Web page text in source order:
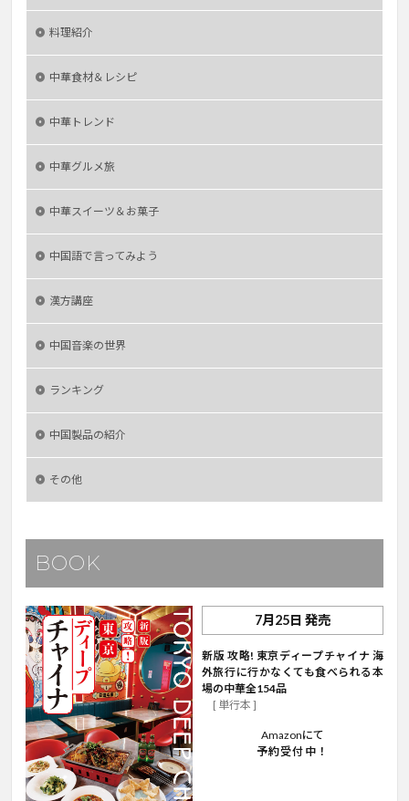
料理紹介
中華食材＆レシピ
中華トレンド
中華グルメ旅
中華スイーツ＆お菓子
中国語で言ってみよう
漢方講座
中国音楽の世界
ランキング
中国製品の紹介
その他
BOOK
7月25日 発売
新版 攻略! 東京ディープチャイナ 海
外旅行に行かなくても食べられる本
場の中華全154品
[ 単行本 ]
Amazonにて
予約受付中！